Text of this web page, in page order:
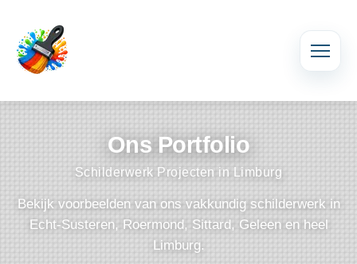
Ons Portfolio
Schilderwerk Projecten in Limburg
Bekijk voorbeelden van ons vakkundig schilderwerk in
Echt-Susteren, Roermond, Sittard, Geleen en heel
Limburg.